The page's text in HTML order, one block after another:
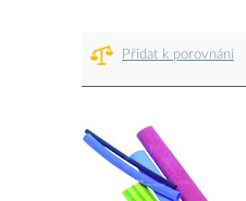
Přidat k porovnání